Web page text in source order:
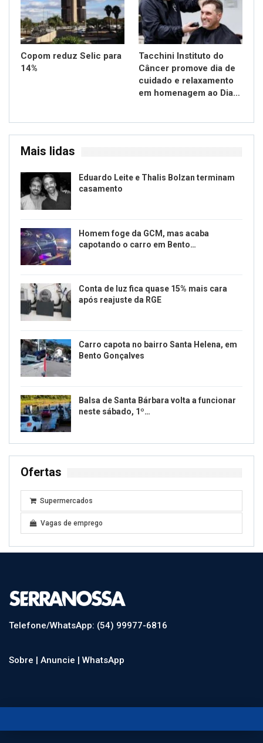
Copom reduz Selic para
14%
Tacchini Instituto do
Câncer promove dia de
cuidado e relaxamento
em homenagem ao Dia…
Mais lidas
Eduardo Leite e Thalis Bolzan terminam
casamento
Homem foge da GCM, mas acaba
capotando o carro em Bento…
Conta de luz fica quase 15% mais cara
após reajuste da RGE
Carro capota no bairro Santa Helena, em
Bento Gonçalves
Balsa de Santa Bárbara volta a funcionar
neste sábado, 1º…
Ofertas
Supermercados
Vagas de emprego
Telefone/WhatsApp: (54) 99977-6816
Sobre | Anuncie | WhatsApp